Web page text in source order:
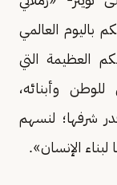
باليوم العالمي
العظيمة التي
وأبنائه،
شرفها؛ لنسهم
الإنسان».